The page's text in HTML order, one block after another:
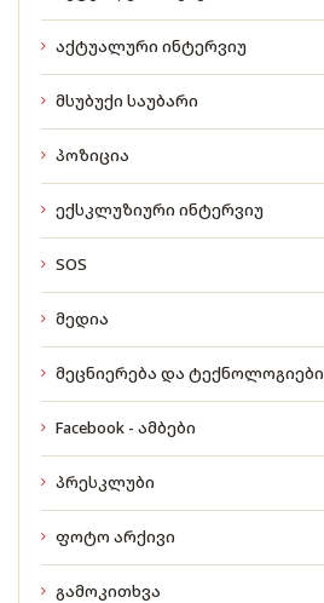
აქტუალური ინტერვიუ
მსუბუქი საუბარი
პოზიცია
ექსკლუზიური ინტერვიუ
SOS
მედია
მეცნიერება და ტექნოლოგიები
Facebook - ამბები
პრესკლუბი
ფოტო არქივი
გამოკითხვა